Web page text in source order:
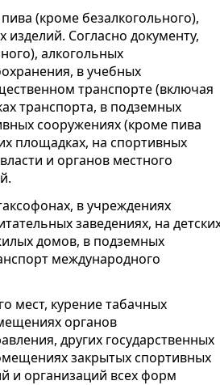
(кроме безалкогольного),
Согласно документу,
алкогольных
в учебных
транспорте (включая
транспорта, в подземных
сооружениях (кроме пива
площадках, на спортивных
и органов местного
в учреждениях
заведениях, на
домов, в подземных
международного
мест, курение табачных
органов
других государственных
закрытых спортивных
и организаций всех форм